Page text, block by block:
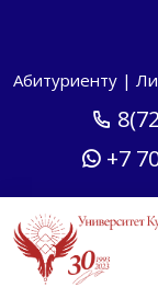
Абитуриенту |
+7